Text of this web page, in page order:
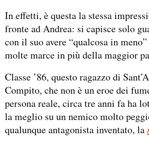
In effetti, è questa la stessa
fronte ad Andrea: si capisce solo
con il suo avere “qualcosa in
molte marce in più della maggior
Classe ’86, questo ragazzo di
Compito, che non è un eroe dei
persona reale, circa tre anni fa ha
la meglio su un nemico molto
qualunque antagonista inventato, la